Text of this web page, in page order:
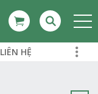
LIÊN HỆ